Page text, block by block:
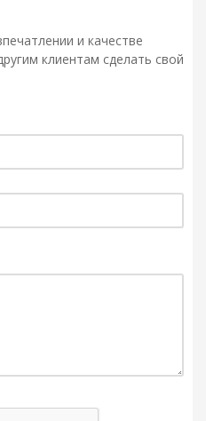
и качестве
клиентам сделать свой